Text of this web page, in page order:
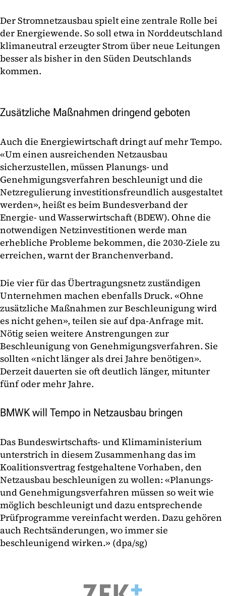
Der Stromnetzausbau spielt eine zentrale Rolle bei
der Energiewende. So soll etwa in Norddeutschland
klimaneutral erzeugter Strom über neue Leitungen
besser als bisher in den Süden Deutschlands
kommen.
Zusätzliche Maßnahmen dringend geboten
Auch die Energiewirtschaft dringt auf mehr Tempo.
«Um einen ausreichenden Netzausbau
sicherzustellen, müssen Planungs- und
Genehmigungsverfahren beschleunigt und die
Netzregulierung investitionsfreundlich ausgestaltet
werden», heißt es beim Bundesverband der
Energie- und Wasserwirtschaft (BDEW). Ohne die
notwendigen Netzinvestitionen werde man
erhebliche Probleme bekommen, die 2030-Ziele zu
erreichen, warnt der Branchenverband.
Die vier für das Übertragungsnetz zuständigen
Unternehmen machen ebenfalls Druck. «Ohne
zusätzliche Maßnahmen zur Beschleunigung wird
es nicht gehen», teilen sie auf dpa-Anfrage mit.
Nötig seien weitere Anstrengungen zur
Beschleunigung von Genehmigungsverfahren. Sie
sollten «nicht länger als drei Jahre benötigen».
Derzeit dauerten sie oft deutlich länger, mitunter
fünf oder mehr Jahre.
BMWK will Tempo in Netzausbau bringen
Das Bundeswirtschafts- und Klimaministerium
unterstrich in diesem Zusammenhang das im
Koalitionsvertrag festgehaltene Vorhaben, den
Netzausbau beschleunigen zu wollen: «Planungs-
und Genehmigungsverfahren müssen so weit wie
möglich beschleunigt und dazu entsprechende
Prüfprogramme vereinfacht werden. Dazu gehören
auch Rechtsänderungen, wo immer sie
beschleunigend wirken.» (dpa/sg)